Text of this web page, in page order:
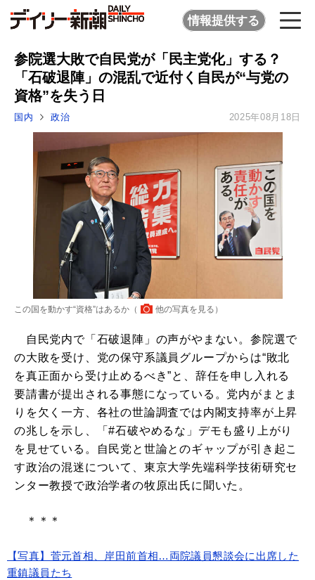
情報提供する
参院選大敗で自民党が「民主党化」する？
「石破退陣」の混乱で近付く自民が“与党の
資格”を失う日
国内 政治 2025年08月18日
この国を動かす“資格”はあるか（ 他の写真を見る ）
自民党内で「石破退陣」の声がやまない。参院選で
の大敗を受け、党の保守系議員グループからは“敗北
を真正面から受け止めるべき”と、辞任を申し入れる
要請書が提出される事態になっている。党内がまとま
りを欠く一方、各社の世論調査では内閣支持率が上昇
の兆しを示し、「#石破やめるな」デモも盛り上がり
を見せている。自民党と世論とのギャップが引き起こ
す政治の混迷について、東京大学先端科学技術研究セ
ンター教授で政治学者の牧原出氏に聞いた。
＊＊＊
【写真】菅元首相、岸田前首相…両院議員懇談会に出席した
重鎮議員たち